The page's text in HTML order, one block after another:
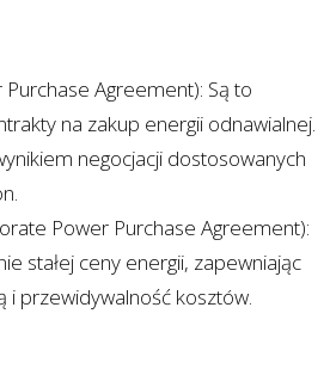
Agreement): Są to
na zakup energii odnawialnej.
negocjacji dostosowanych
Power Purchase Agreement):
stałej ceny energii, zapewniając
i przewidywalność kosztów.